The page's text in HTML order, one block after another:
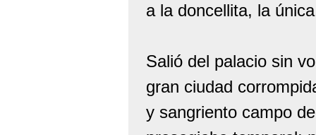
a la doncellita, la
Salió del palacio sin
gran ciudad
y sangriento campo